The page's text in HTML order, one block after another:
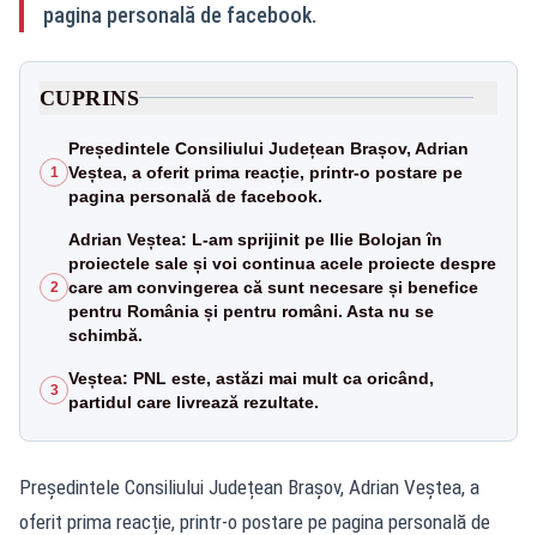
pagina personală de facebook.
CUPRINS
1
Președintele Consiliului Județean Brașov, Adrian
Veștea, a oferit prima reacție, printr-o postare pe
pagina personală de facebook.
2
Adrian Veștea: L-am sprijinit pe Ilie Bolojan în
proiectele sale și voi continua acele proiecte despre
care am convingerea că sunt necesare și benefice
pentru România și pentru români. Asta nu se
schimbă.
3
Veștea: PNL este, astăzi mai mult ca oricând,
partidul care livrează rezultate.
Președintele Consiliului Județean Brașov, Adrian Veștea, a
oferit prima reacție, printr-o postare pe pagina personală de